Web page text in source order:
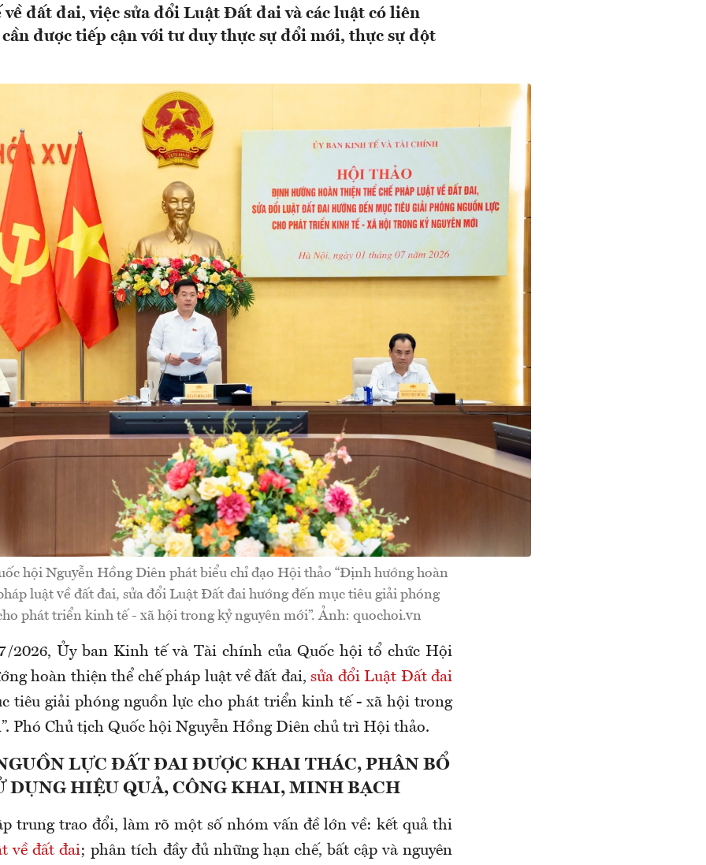
đất đai, việc sửa đổi Luật Đất đai và các luật có liên
được tiếp cận với tư duy thực sự đổi mới, thực sự đột
hội Nguyễn Hồng Diên phát biểu chỉ đạo Hội thảo “Định hướng hoàn
luật về đất đai, sửa đổi Luật Đất đai hướng đến mục tiêu giải phóng
phát triển kinh tế - xã hội trong kỷ nguyên mới”. Ảnh: quochoi.vn
2026, Ủy ban Kinh tế và Tài chính của Quốc hội tổ chức Hội
hoàn thiện thể chế pháp luật về đất đai,sửa đổi Luật Đất đai
tiêu giải phóng nguồn lực cho phát triển kinh tế - xã hội trong
Phó Chủ tịch Quốc hội Nguyễn Hồng Diên chủ trì Hội thảo.
LỰC ĐẤT ĐAI ĐƯỢC KHAI THÁC, PHÂN BỔ
DỤNG HIỆU QUẢ, CÔNG KHAI, MINH BẠCH
trung trao đổi, làm rõ một số nhóm vấn đề lớn về: kết quả thi
về đất đai; phân tích đầy đủ những hạn chế, bất cập và nguyên